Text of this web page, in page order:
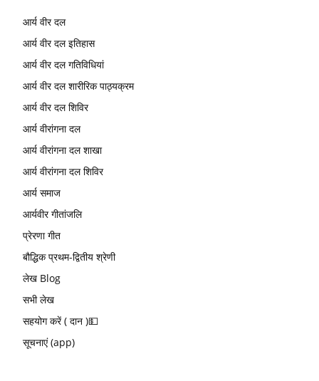
आर्य वीर दल
आर्य वीर दल इतिहास
आर्य वीर दल गतिविधियां
आर्य वीर दल शारीरिक पाठ्यक्रम
आर्य वीर दल शिविर
आर्य वीरांगना दल
आर्य वीरांगना दल शाखा
आर्य वीरांगना दल शिविर
आर्य समाज
आर्यवीर गीतांजलि
प्रेरणा गीत
बौद्धिक प्रथम-द्वितीय श्रेणी
लेख Blog
सभी लेख
सहयोग करें ( दान )💵
सूचनाएं (app)